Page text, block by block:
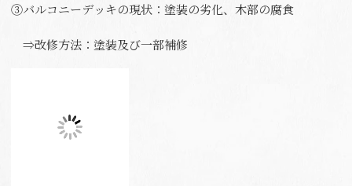
③バルコニーデッキの現状：塗装の劣化、木部の腐食
⇒改修方法：塗装及び一部補修